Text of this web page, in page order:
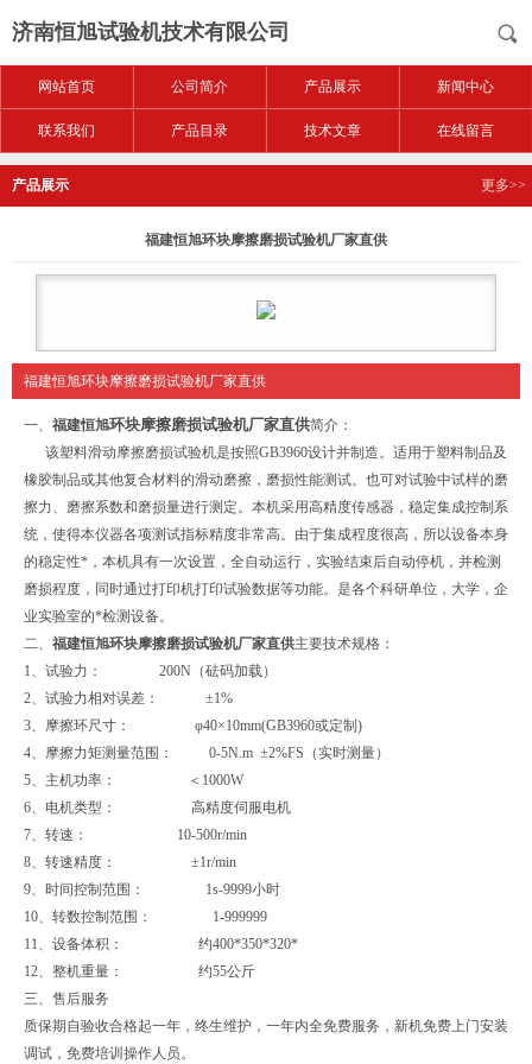
济南恒旭试验机技术有限公司
网站首页 公司简介 产品展示 新闻中心
联系我们 产品目录 技术文章 在线留言
产品展示 更多>>
福建恒旭环块摩擦磨损试验机厂家直供
福建恒旭环块摩擦磨损试验机厂家直供
一、 福建恒旭环块摩擦磨损试验机厂家直供简介：
该塑料滑动摩擦磨损试验机是按照GB3960设计并制造。适用于塑料制品及
橡胶制品或其他复合材料的滑动磨擦，磨损性能测试。也可对试验中试样的磨
擦力、磨擦系数和磨损量进行测定。本机采用高精度传感器，稳定集成控制系
统，使得本仪器各项测试指标精度非常高。由于集成程度很高，所以设备本身
的稳定性*，本机具有一次设置，全自动运行，实验结束后自动停机，并检测
磨损程度，同时通过打印机打印试验数据等功能。是各个科研单位，大学，企
业实验室的*检测设备。
二、 福建恒旭环块摩擦磨损试验机厂家直供主要技术规格：
1、试验力： 200N（砝码加载）
2、试验力相对误差： ±1%
3、摩擦环尺寸： φ40×10mm(GB3960或定制)
4、摩擦力矩测量范围： 0-5N.m ±2%FS（实时测量）
5、主机功率： ＜1000W
6、电机类型： 高精度伺服电机
7、转速： 10-500r/min
8、转速精度： ±1r/min
9、时间控制范围： 1s-9999小时
10、转数控制范围： 1-999999
11、设备体积： 约400*350*320*
12、整机重量： 约55公斤
三、售后服务
质保期自验收合格起一年，终生维护，一年内全免费服务，新机免费上门安装
调试，免费培训操作人员。